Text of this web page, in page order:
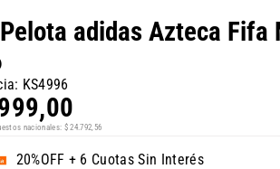
adidas Azteca Fifa
: KS4996
,00
nacionales: $ 24.792 56
20%OFF + 6 Cuotas Sin Interés